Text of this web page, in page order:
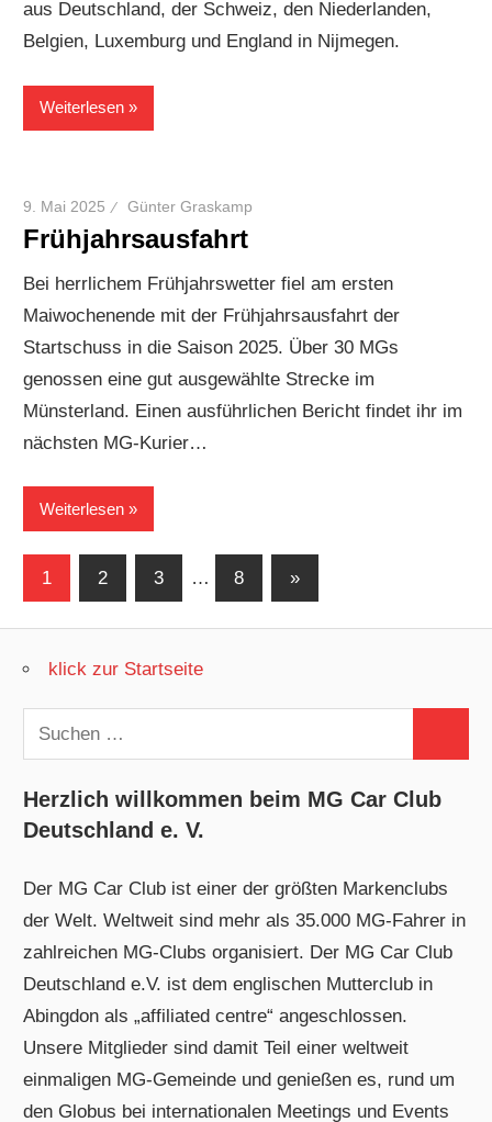
aus Deutschland, der Schweiz, den Niederlanden,
Belgien, Luxemburg und England in Nijmegen.
Weiterlesen
9. Mai 2025 Günter Graskamp
Frühjahrsausfahrt
Bei herrlichem Frühjahrswetter fiel am ersten
Maiwochenende mit der Frühjahrsausfahrt der
Startschuss in die Saison 2025. Über 30 MGs
genossen eine gut ausgewählte Strecke im
Münsterland. Einen ausführlichen Bericht findet ihr im
nächsten MG-Kurier…
Weiterlesen
Seitennummerierung
Beiträge
1 2 3 … 8
Nächste
»
klick zur Startseite
Suchen
nach:
Herzlich willkommen beim MG Car Club
Deutschland e. V.
Der MG Car Club ist einer der größten Markenclubs
der Welt. Weltweit sind mehr als 35.000 MG-Fahrer in
zahlreichen MG-Clubs organisiert. Der MG Car Club
Deutschland e.V. ist dem englischen Mutterclub in
Abingdon als „affiliated centre“ angeschlossen.
Unsere Mitglieder sind damit Teil einer weltweit
einmaligen MG-Gemeinde und genießen es, rund um
den Globus bei internationalen Meetings und Events